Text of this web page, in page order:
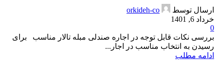
ارسال توسط
orkideh-co
خرداد 6, 1401
0
بررسی نکات قابل توجه در اجاره صندلی مبله تالار مناسب برای
رسیدن به انتخاب مناسب در اجار...
ادامه مطلب